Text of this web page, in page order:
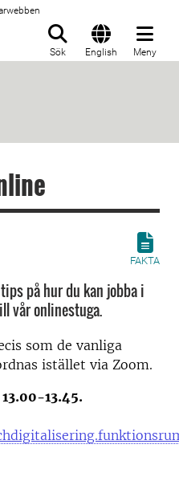
Sök English Meny
FAKTA
på hur du kan jobba i
vår onlinestuga.
som de vanliga
istället via Zoom.
13.45.